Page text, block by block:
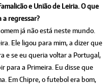
e União de Leiria. O que
a regressar?
já não está neste mundo.
Ele ligou para mim, a dizer que
e se eu queria voltar a Portugal,
para a Primeira. Eu disse que
Em Chipre, o futebol era bom,